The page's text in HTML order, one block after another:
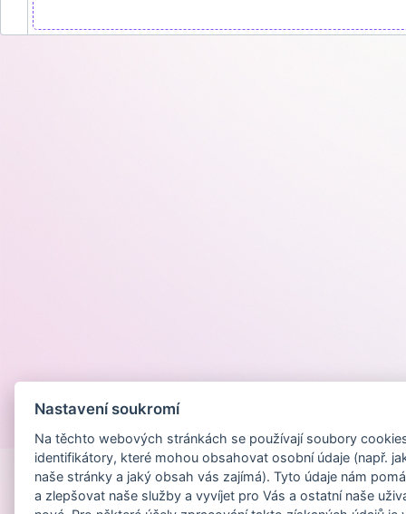
Nastavení soukromí
Na těchto webových stránkách se používají soubory
identifikátory, které mohou obsahovat osobní údaje (např.
naše stránky a jaký obsah vás zajímá). Tyto údaje nám
a zlepšovat naše služby a vyvíjet pro Vás a ostatní naše